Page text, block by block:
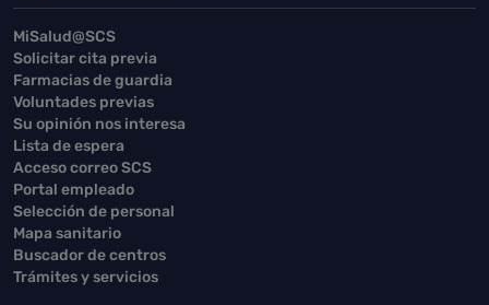
MiSalud@SCS
Solicitar cita previa
Farmacias de guardia
Voluntades previas
Su opinión nos interesa
Lista de espera
Acceso correo SCS
Portal empleado
Selección de personal
Mapa sanitario
Buscador de centros
Trámites y servicios